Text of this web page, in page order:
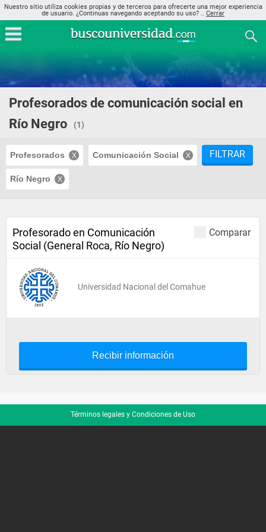
Nuestro sitio utiliza cookies propias y de terceros para ofrecerte una mejor experiencia
de usuario. ¿Continuas navegando aceptando su uso? .. Cerrar
Profesorados de comunicación social en
Río Negro
(1)
Profesorados Comunicación Social
Río Negro
FILTRAR
Comparar
Profesorado en Comunicación
Social (General Roca, Río Negro)
Universidad Nacional del Comahue
Recibir información
Términos legales y Condiciones de Uso